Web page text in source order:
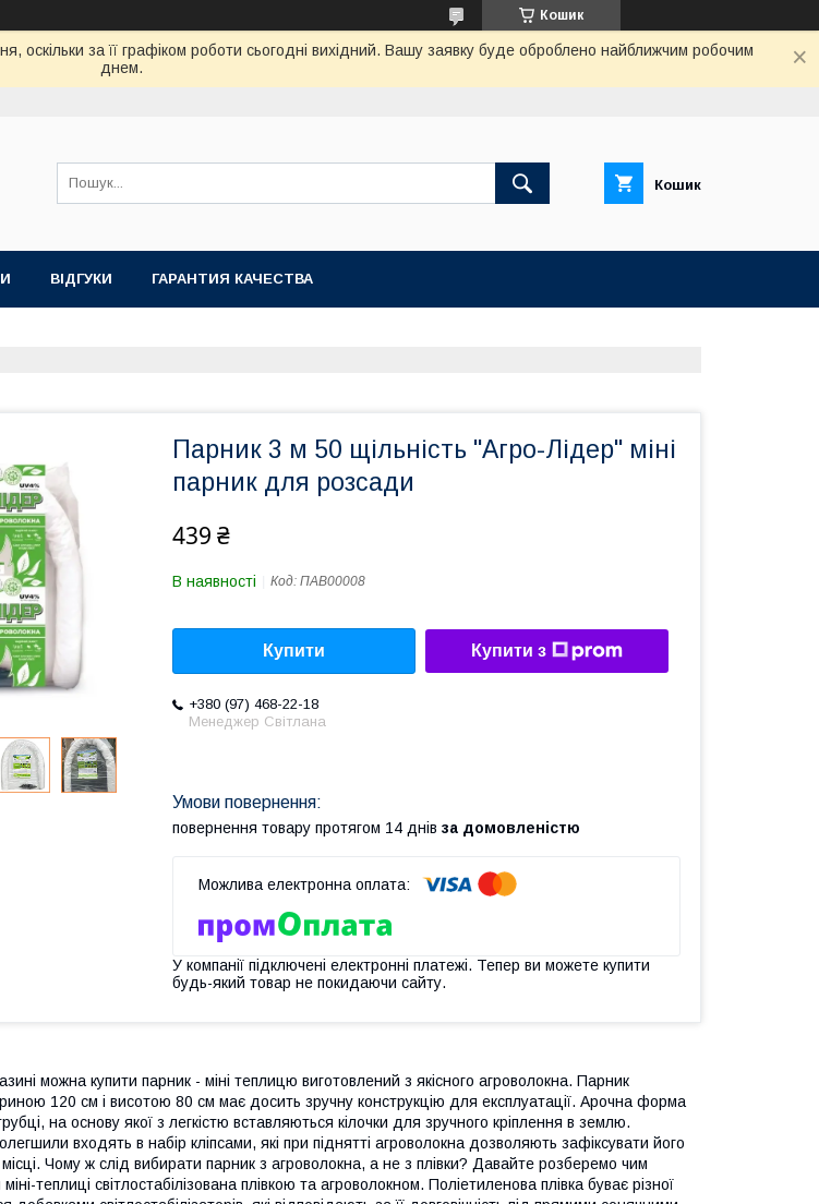
Кошик
за її графіком роботи сьогодні вихідний. Вашу заявку буде оброблено найближчим робочим
днем.
Кошик
ВІДГУКИ ГАРАНТИЯ КАЧЕСТВА
Парник 3 м 50 щільність "Агро-Лідер" міні
парник для розсади
439 ₴
В наявності Код: ПАВ00008
Купити Купити з
+380 (97) 468-22-18
Менеджер Світлана
повернення товару протягом 14 днів за домовленістю
У компанії підключені електронні платежі. Тепер ви можете купити
будь-який товар не покидаючи сайту.
можна купити парник - міні теплицю виготовлений з якісного агроволокна. Парник
120 см і висотою 80 см має досить зручну конструкцію для експлуатації. Арочна форма
на основу якої з легкістю вставляються кілочки для зручного кріплення в землю.
входять в набір кліпсами, які при піднятті агроволокна дозволяють зафіксувати його
Чому ж слід вибирати парник з агроволокна, а не з плівки? Давайте розберемо чим
теплиці світлостабілізована плівкою та агроволокном. Поліетиленова плівка буває різної